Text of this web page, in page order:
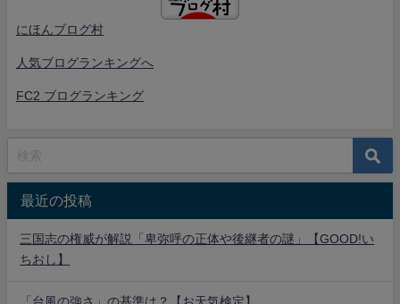
にほんブログ村
人気ブログランキングへ
FC2 ブログランキング
最近の投稿
三国志の権威が解説「卑弥呼の正体や後継者の謎」【GOOD!い
ちおし】